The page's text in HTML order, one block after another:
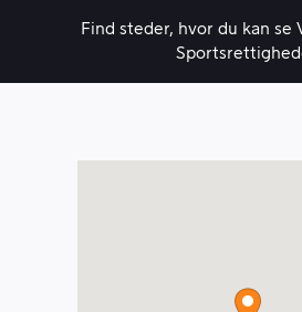
Find steder, hvor du kan se